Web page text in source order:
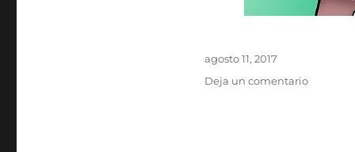
Publicado
agosto 11, 2017
Deja un comentarioen